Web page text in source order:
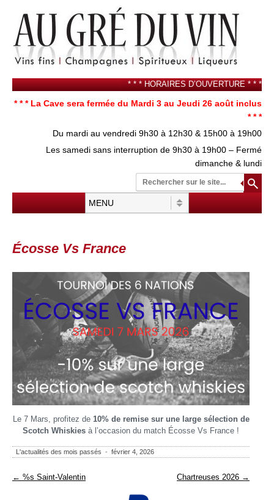
* * * HORAIRES D’OUVERTURE * * *
* * * La Cave sera fermée du Mardi 3 au Jeudi 26 août inclus
* * *
Du mardi au vendredi 9h30 à 12h30 & 15h00 à 19h00
Les samedi sans interruption de 9h30 à 19h00 – Fermé
dimanche & lundi
Écosse Vs France
Le 7 Mars, profitez de 10% de remise sur une large sélection de
Scotch Whiskies à l’occasion du match Écosse Vs France !
L'actualités des mois passés - février 4, 2026
Navigation des articles
← %s Saint-Valentin Chartreuses 2026 →